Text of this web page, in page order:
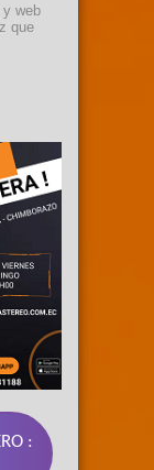
y web
que
: